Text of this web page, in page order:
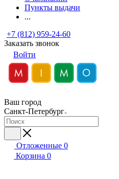
Пункты выдачи
...
+7 (812) 959-24-60
Заказать звонок
Войти
Ваш город
Санкт-Петербург
Отложенные 0
Корзина 0